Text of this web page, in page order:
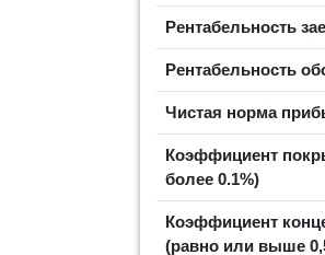
Рентабельность
Рентабельность
Чистая норма
Коэффициент
более 0.1%)
Коэффициент
(равно или выше